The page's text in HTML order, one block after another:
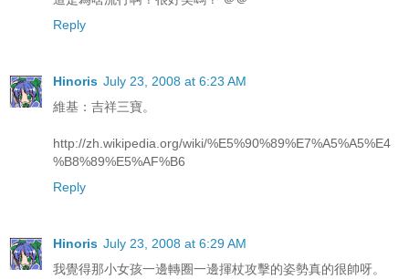
Reply
Hinoris July 23, 2008 at 6:23 AM
維基：吉祥三寶。
http://zh.wikipedia.org/wiki/%E5%90%89%E7%A5%A5%E4
%B8%89%E5%AF%B6
Reply
Hinoris July 23, 2008 at 6:29 AM
我覺得那小女孩一邊轉圈一邊揮杖攻擊的姿勢真的很帥呀。